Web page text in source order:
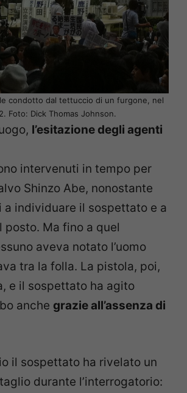
condotto dal tettuccio di un furgone, nel
Foto: Dick Thomas Johnson.
l’esitazione degli agenti
intervenuti in tempo per
Shinzo Abe, nonostante
a individuare il sospettato e a
posto. Ma fino a quel
aveva notato l’uomo
tra la folla. La pistola, poi,
e il sospettato ha agito
anche grazie all’assenza di
il sospettato ha rivelato un
durante l’interrogatorio: